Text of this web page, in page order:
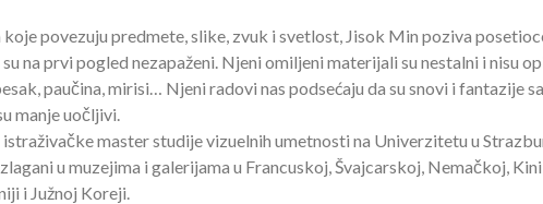
povezuju predmete, slike, zvuk i svetlost, Jisok Min poziva
na prvi pogled nezapaženi. Njeni omiljeni materijali su nestalni i nisu
paučina, mirisi… Njeni radovi nas podsećaju da su snovi i fantazije
manje uočljivi.
master studije vizuelnih umetnosti na Univerzitetu u
u muzejima i galerijama u Francuskoj, Švajcarskoj, Nemačkoj,
i Južnoj Koreji.